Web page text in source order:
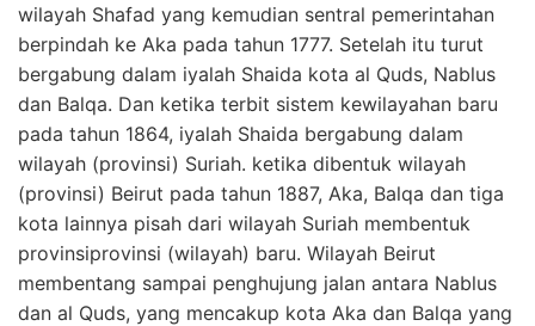
wilayah Shafad yang kemudian sentral pemerintahan
berpindah ke Aka pada tahun 1777. Setelah itu turut
bergabung dalam iyalah Shaida kota al Quds, Nablus
dan Balqa. Dan ketika terbit sistem kewilayahan baru
pada tahun 1864, iyalah Shaida bergabung dalam
wilayah (provinsi) Suriah. ketika dibentuk wilayah
(provinsi) Beirut pada tahun 1887, Aka, Balqa dan tiga
kota lainnya pisah dari wilayah Suriah membentuk
provinsiprovinsi (wilayah) baru. Wilayah Beirut
membentang sampai penghujung jalan antara Nablus
dan al Quds, yang mencakup kota Aka dan Balqa yang